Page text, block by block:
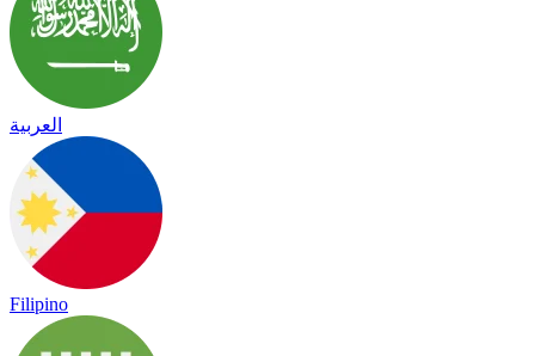
العربية
Filipino